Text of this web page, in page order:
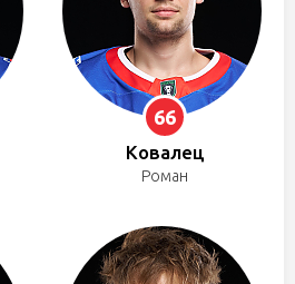
66
Ковалец
Роман